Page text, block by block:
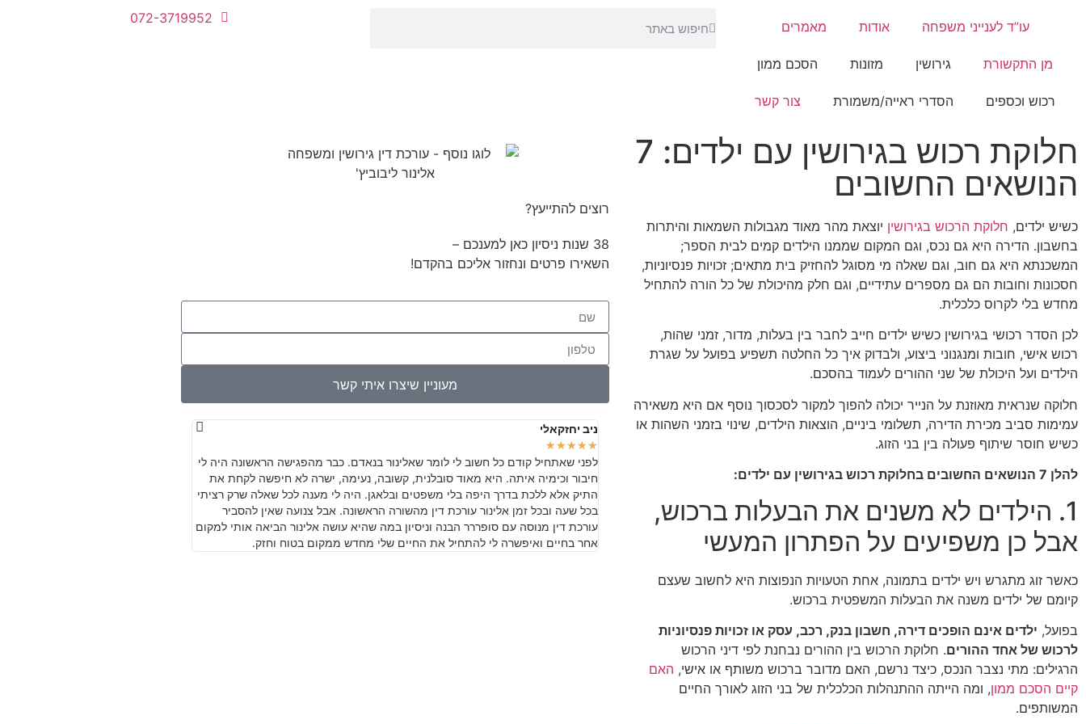
עו”ד לענייני משפחה אודות מאמרים
מן התקשורת גירושין מזונות הסכם ממון
רכוש וכספים הסדרי ראייה/משמורת צור קשר
072-3719952
חלוקת רכוש בגירושין עם ילדים: 7
הנושאים החשובים
כשיש ילדים, חלוקת הרכוש בגירושין יוצאת מהר מאוד מגבולות השמאות והיתרות
בחשבון. הדירה היא גם נכס, וגם המקום שממנו הילדים קמים לבית הספר;
המשכנתא היא גם חוב, וגם שאלה מי מסוגל להחזיק בית מתאים; זכויות פנסיוניות,
חסכונות וחובות הם גם מספרים עתידיים, וגם חלק מהיכולת של כל הורה להתחיל
מחדש בלי לקרוס כלכלית.
לכן הסדר רכושי בגירושין כשיש ילדים חייב לחבר בין בעלות, מדור, זמני שהות,
רכוש אישי, חובות ומנגנוני ביצוע, ולבדוק איך כל החלטה תשפיע בפועל על שגרת
הילדים ועל היכולת של שני ההורים לעמוד בהסכם.
חלוקה שנראית מאוזנת על הנייר יכולה להפוך למקור לסכסוך נוסף אם היא משאירה
עמימות סביב מכירת הדירה, תשלומי ביניים, הוצאות הילדים, שינוי בזמני השהות או
כשיש חוסר שיתוף פעולה בין בני הזוג.
להלן 7 הנושאים החשובים בחלוקת רכוש בגירושין עם ילדים:
1. הילדים לא משנים את הבעלות ברכוש,
אבל כן משפיעים על הפתרון המעשי
כאשר זוג מתגרש ויש ילדים בתמונה, אחת הטעויות הנפוצות היא לחשוב שעצם
קיומם של ילדים משנה את הבעלות המשפטית ברכוש.
בפועל, ילדים אינם הופכים דירה, חשבון בנק, רכב, עסק או זכויות פנסיוניות
לרכוש של אחד ההורים. חלוקת הרכוש בין ההורים נבחנת לפי דיני הרכוש
הרגילים: מתי נצבר הנכס, כיצד נרשם, האם מדובר ברכוש משותף או אישי, האם
קיים הסכם ממון, ומה הייתה ההתנהלות הכלכלית של בני הזוג לאורך החיים
המשותפים.
רוצים להתייעץ?
38 שנות ניסיון כאן למענכם –
השאירו פרטים ונחזור אליכם בהקדם!
מעוניין שיצרו איתי קשר
ניב יחזקאלי
★
★
★
★
★
לפני שאתחיל קודם כל חשוב לי לומר שאלינור בנאדם. כבר מהפגישה הראשונה היה לי
חיבור וכימיה איתה. היא מאוד סובלנית, קשובה, נעימה, ישרה לא חיפשה לקחת את
התיק אלא ללכת בדרך היפה בלי משפטים ובלאגן. היה לי מענה לכל שאלה שרק רציתי
בכל שעה ובכל זמן אלינור עורכת דין מהשורה הראשונה. אבל צנועה שאין להסביר
עורכת דין מנוסה עם סופררר הבנה וניסיון במה שהיא עושה אלינור הביאה אותי למקום
אחר בחיים ואיפשרה לי להתחיל את החיים שלי מחדש ממקום בטוח וחזק.